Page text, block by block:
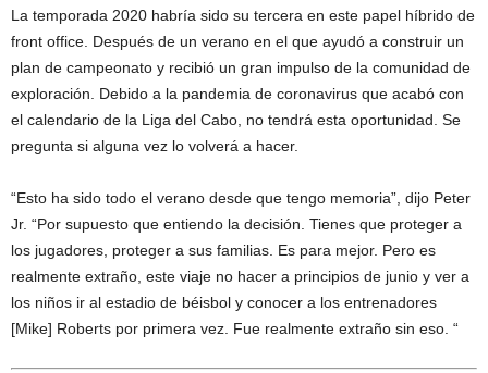
La temporada 2020 habría sido su tercera en este papel híbrido de
front office. Después de un verano en el que ayudó a construir un
plan de campeonato y recibió un gran impulso de la comunidad de
exploración. Debido a la pandemia de coronavirus que acabó con
el calendario de la Liga del Cabo, no tendrá esta oportunidad. Se
pregunta si alguna vez lo volverá a hacer.
“Esto ha sido todo el verano desde que tengo memoria”, dijo Peter
Jr. “Por supuesto que entiendo la decisión. Tienes que proteger a
los jugadores, proteger a sus familias. Es para mejor. Pero es
realmente extraño, este viaje no hacer a principios de junio y ver a
los niños ir al estadio de béisbol y conocer a los entrenadores
[Mike] Roberts por primera vez. Fue realmente extraño sin eso. “